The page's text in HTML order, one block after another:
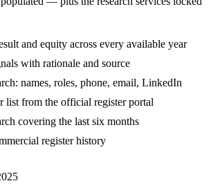
and equity across every available year
with rationale and source
names, roles, phone, email, LinkedIn
list from the official register portal
covering the last six months
register history